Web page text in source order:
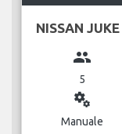
NISSAN JUKE
group
5
miscellaneous_services
Manuale